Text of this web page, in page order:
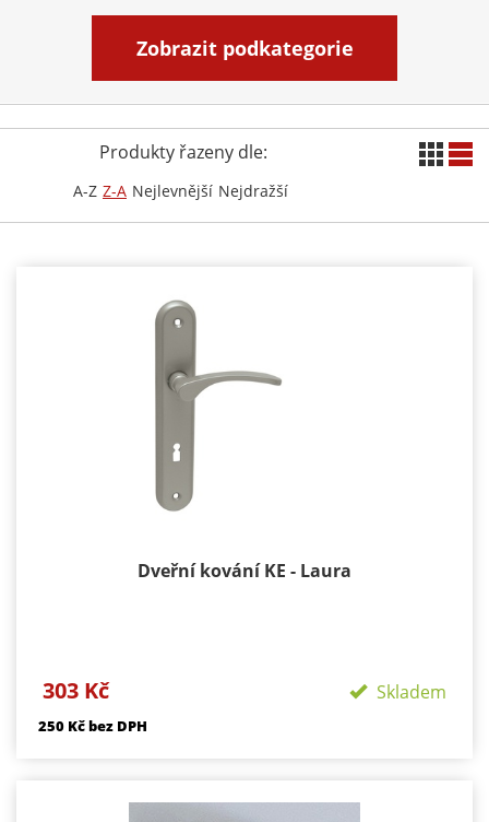
Zobrazit podkategorie
Produkty řazeny dle:
A-Z Z-A Nejlevnější Nejdražší
Dveřní kování KE - Laura
303 Kč Skladem
250 Kč bez DPH